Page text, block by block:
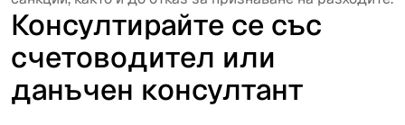
Консултирайте се със
счетоводител или
данъчен консултант